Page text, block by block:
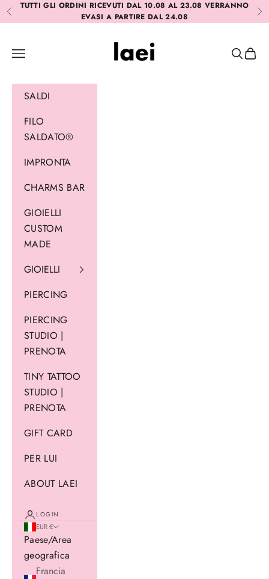
Vai al contenuto
Precedente
TUTTI GLI ORDINI RICEVUTI DAL 10.08 AL 23.08 VERRANNO
EVASI A PARTIRE DAL 24.08
Laei
Menù
Cerca
SALDI
FILO
SALDATO®
IMPRONTA
CHARMS BAR
GIOIELLI
CUSTOM
MADE
GIOIELLI
PIERCING
PIERCING
STUDIO |
PRENOTA
TINY TATTOO
STUDIO |
PRENOTA
GIFT CARD
PER LUI
ABOUT LAEI
LOGIN
EUR €
Paese/Area
geografica
Francia